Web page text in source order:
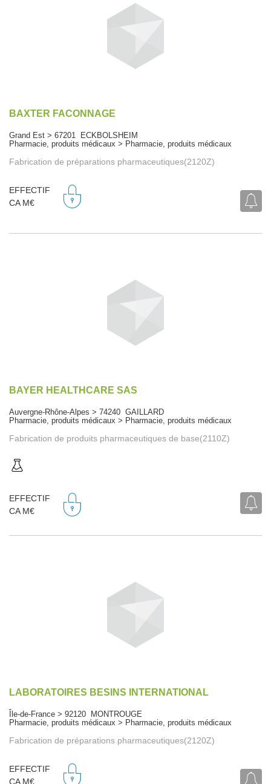
BAXTER FACONNAGE
Grand Est > 67201 ECKBOLSHEIM
Pharmacie, produits médicaux > Pharmacie, produits médicaux
Fabrication de préparations pharmaceutiques(2120Z)
EFFECTIF
CA M€
BAYER HEALTHCARE SAS
Auvergne-Rhône-Alpes > 74240 GAILLARD
Pharmacie, produits médicaux > Pharmacie, produits médicaux
Fabrication de produits pharmaceutiques de base(2110Z)
EFFECTIF
CA M€
LABORATOIRES BESINS INTERNATIONAL
Île-de-France > 92120 MONTROUGE
Pharmacie, produits médicaux > Pharmacie, produits médicaux
Fabrication de préparations pharmaceutiques(2120Z)
EFFECTIF
CA M€